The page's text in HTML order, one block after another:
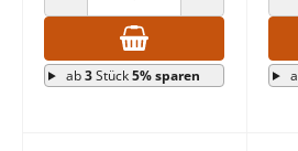
ANZAHL VERRINGERN ANZAHL
ab3Stück5% sparen